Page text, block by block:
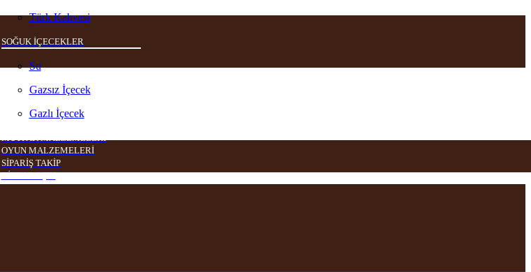
Türk Kahvesi
SOĞUK İÇECEKLER
Su
Gazsız İçecek
Gazlı İçecek
OYUN MALZEMELERİ
SİPARİŞ TAKİP
BİZE ULAŞIN